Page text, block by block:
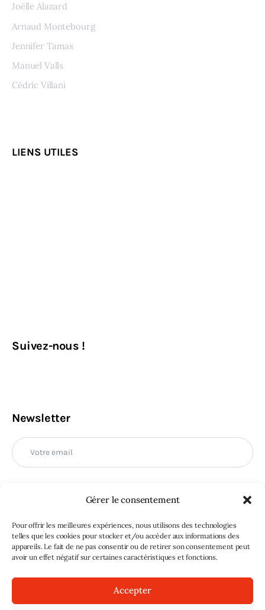
Gérer le consentement
Pour offrir les meilleures expériences, nous utilisons des technologies
telles que les cookies pour stocker et/ou accéder aux informations des
appareils. Le fait de ne pas consentir ou de retirer son consentement peut
avoir un effet négatif sur certaines caractéristiques et fonctions.
Accepter
Joëlle Alazard
Arnaud Montebourg
Jennifer Tamas
Manuel Valls
Cédric Villani
LIENS UTILES
Suivez-nous !
Newsletter
M'INSCRIRE